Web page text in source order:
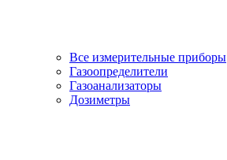
Все измерительные приборы
Газоопределители
Газоанализаторы
Дозиметры